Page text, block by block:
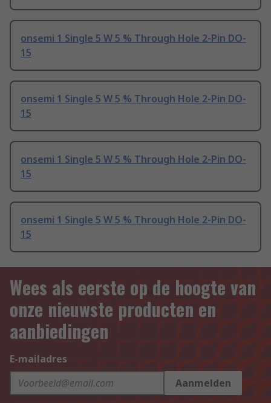
onsemi 1 Single 5 W 5 % Through Hole 2-Pin DO-
15
onsemi 1 Single 5 W 5 % Through Hole 2-Pin DO-
15
onsemi 1 Single 5 W 5 % Through Hole 2-Pin DO-
15
onsemi 1 Single 5 W 5 % Through Hole 2-Pin DO-
15
Wees als eerste op de hoogte van
onze nieuwste producten en
aanbiedingen
E-mailadres
Aanmelden